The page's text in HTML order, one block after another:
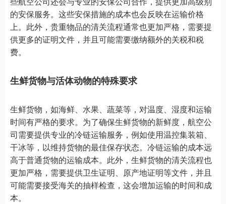
的安保服务。这些安保措施的成本也会反映在运输价格
上。此外，贵重物品的清关流程通常也更加严格，需要提
供更多的证明文件，并且可能需要缴纳额外的关税和税
费。
生鲜货物与活体动物的特殊要求
生鲜货物，如海鲜、水果、蔬菜等，对温度、湿度和运输
时间有严格的要求。为了确保生鲜货物的新鲜度，航空公
司需要提供专业的冷链运输服务，例如使用温控集装箱、
干冰等，以维持货物的最佳保存状态。冷链运输的成本远
高于普通货物的运输成本。此外，生鲜货物的清关流程也
更加严格，需要提供卫生证明、原产地证明等文件，并且
可能需要接受海关的抽样检查，这会增加运输的时间和成
本。